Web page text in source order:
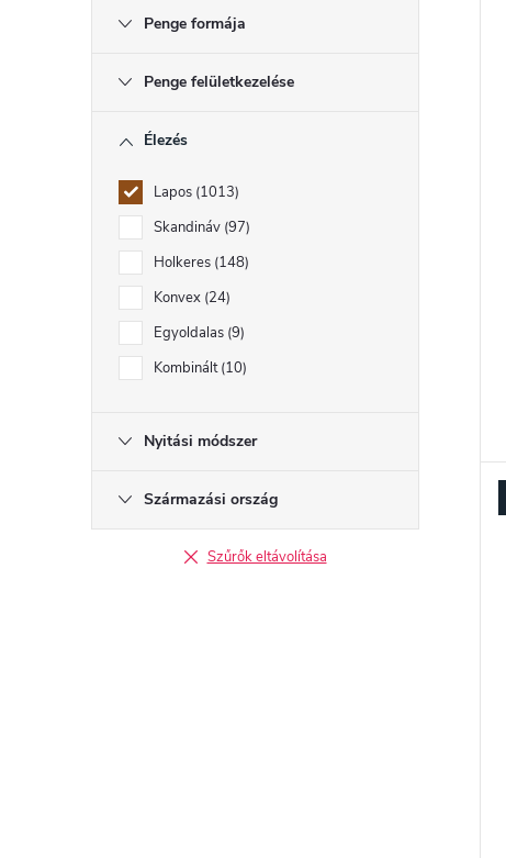
Penge formája
Penge felületkezelése
Élezés
Lapos 1013
Skandináv 97
Holkeres 148
Konvex 24
Egyoldalas 9
Kombinált 10
Nyitási módszer
Származási ország
Szűrők eltávolítása